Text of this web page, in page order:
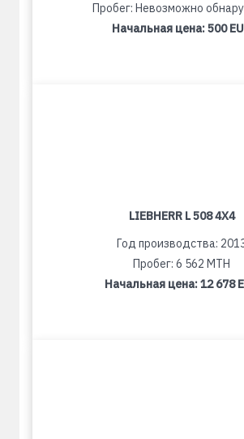
Пробег: Невозможно
Начальная цена:500
LIEBHERR L 508 4X4
Год производства:
Пробег: 6 562 MTH
Начальная цена:12 678